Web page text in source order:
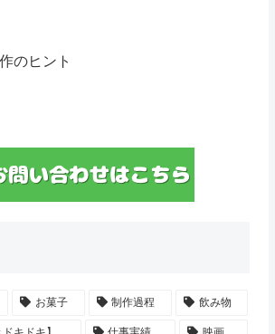
のヒント
お菓子 制作過程 飲み物